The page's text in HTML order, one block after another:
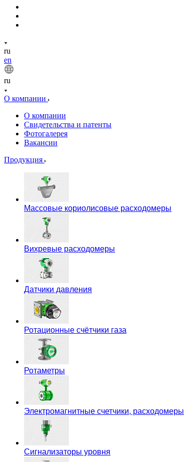
ru
en
ru
О компании
О компании
Свидетельства и патенты
Фотогалерея
Вакансии
Продукция
Массовые кориолисовые расходомеры
Вихревые расходомеры
Датчики давления
Ротационные счётчики газа
Ротаметры
Электромагнитные счетчики, расходомеры
Сигнализаторы уровня